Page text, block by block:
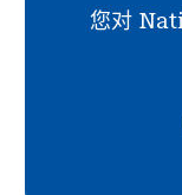
您对